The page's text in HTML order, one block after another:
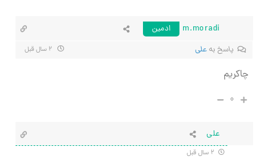
m.moradi
ادمین
پاسخ بهعلی
چاکریم
۰
علی